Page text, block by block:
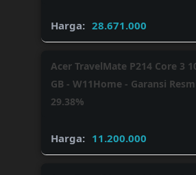
28.671.000
Acer TravelMate P214 Core 3
GB - W11Home - Garansi
29.38%
11.200.000